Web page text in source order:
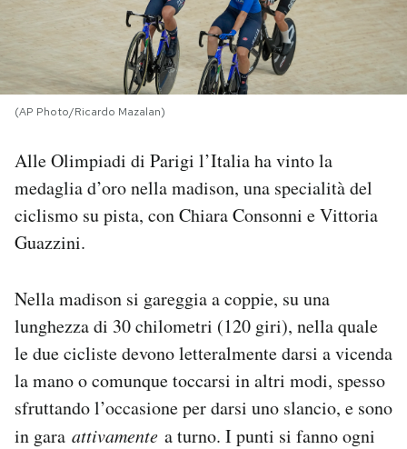
I MIEI PREFERITI
SHOP
CALENDARIO
AREA PERSONALE
Newsletter
Hai bisogno di aiuto?
Esci
(AP Photo/Ricardo Mazalan)
Alle Olimpiadi di Parigi l’Italia ha vinto la
medaglia d’oro nella madison, una specialità del
ciclismo su pista, con Chiara Consonni e Vittoria
Guazzini.
Nella madison si gareggia a coppie, su una
lunghezza di 30 chilometri (120 giri), nella quale
le due cicliste devono letteralmente darsi a vicenda
la mano o comunque toccarsi in altri modi, spesso
sfruttando l’occasione per darsi uno slancio, e sono
in gara attivamente a turno. I punti si fanno ogni